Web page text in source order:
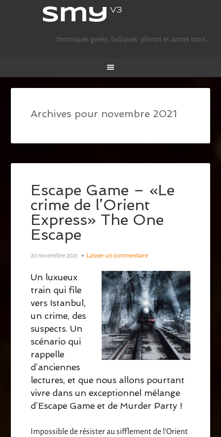
chroniques geeks, ludiques, photos et autres trucs…
Archives pour novembre 2021
Escape Game – «Le
crime de l’Orient
Express» The One
Escape
20 novembre 2021 Laisser un commentaire
Un luxueux
train qui file
vers Istanbul,
un crime, des
suspects. Un
scénario qui
rappelle
d’anciennes
lectures, et que nous allons pourtant
vivre dans un exceptionnel mélange
d’Escape Game et de Murder Party !
Impossible de résister au sifflement de l’Orient